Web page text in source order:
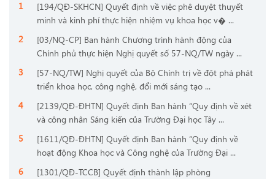
[194/QĐ-SKHCN] Quyết định về việc phê duyệt thuyết
minh và kinh phí thực hiện nhiệm vụ khoa học v� ...
[03/NQ-CP] Ban hành Chương trình hành động của
Chính phủ thực hiện Nghị quyết số 57-NQ/TW ngày ...
[57-NQ/TW] Nghị quyết của Bộ Chính trị về đột phá phát
triển khoa học, công nghệ, đổi mới sáng tạo ...
[2139/QĐ-ĐHTN] Quyết định Ban hành “Quy định về xét
và công nhân Sáng kiến của Trường Đại học Tây ...
[1611/QĐ-ĐHTN] Quyết định Ban hành “Quy định về
hoạt động Khoa học và Công nghệ của Trường Đại ...
[1301/QĐ-TCCB] Quyết định thành lập phòng